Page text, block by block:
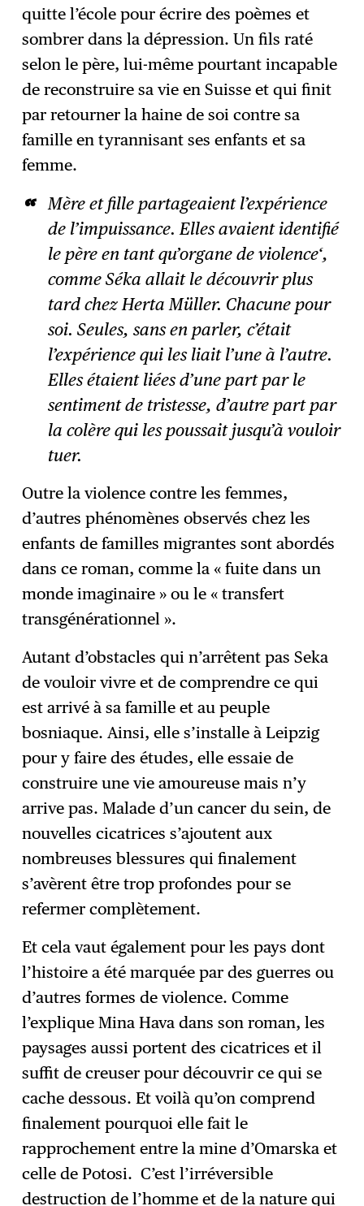
quitte l’école pour écrire des poèmes et
sombrer dans la dépression. Un fils raté
selon le père, lui-même pourtant incapable
de reconstruire sa vie en Suisse et qui finit
par retourner la haine de soi contre sa
famille en tyrannisant ses enfants et sa
femme.
Mère et fille partageaient l’expérience
de l’impuissance. Elles avaient identifié
le père en tant qu’organe de violence‘,
comme Séka allait le découvrir plus
tard chez Herta Müller. Chacune pour
soi. Seules, sans en parler, c’était
l’expérience qui les liait l’une à l’autre.
Elles étaient liées d’une part par le
sentiment de tristesse, d’autre part par
la colère qui les poussait jusqu’à vouloir
tuer.
Outre la violence contre les femmes,
d’autres phénomènes observés chez les
enfants de familles migrantes sont abordés
dans ce roman, comme la « fuite dans un
monde imaginaire » ou le « transfert
transgénérationnel ».
Autant d’obstacles qui n’arrêtent pas Seka
de vouloir vivre et de comprendre ce qui
est arrivé à sa famille et au peuple
bosniaque. Ainsi, elle s’installe à Leipzig
pour y faire des études, elle essaie de
construire une vie amoureuse mais n’y
arrive pas. Malade d’un cancer du sein, de
nouvelles cicatrices s’ajoutent aux
nombreuses blessures qui finalement
s’avèrent être trop profondes pour se
refermer complètement.
Et cela vaut également pour les pays dont
l’histoire a été marquée par des guerres ou
d’autres formes de violence. Comme
l’explique Mina Hava dans son roman, les
paysages aussi portent des cicatrices et il
suffit de creuser pour découvrir ce qui se
cache dessous. Et voilà qu’on comprend
finalement pourquoi elle fait le
rapprochement entre la mine d’Omarska et
celle de Potosi. C’est l’irréversible
destruction de l’homme et de la nature qui